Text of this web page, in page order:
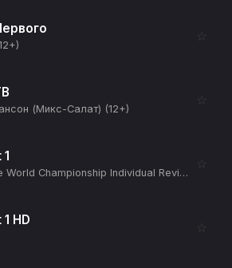
☆
(Микс-Салат) (12+)
☆
Фехтование World Championship Individual Review (12+)
☆
HD ☆